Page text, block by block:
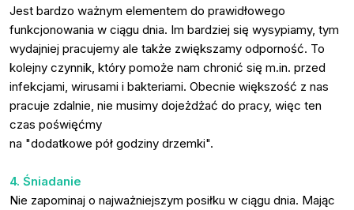
Jest bardzo ważnym elementem do prawidłowego
funkcjonowania w ciągu dnia. Im bardziej się wysypiamy, tym
wydajniej pracujemy ale także zwiększamy odporność. To
kolejny czynnik, który pomoże nam chronić się m.in. przed
infekcjami, wirusami i bakteriami. Obecnie większość z nas
pracuje zdalnie, nie musimy dojeżdżać do pracy, więc ten
czas poświęćmy
na "dodatkowe pół godziny drzemki".
4. Śniadanie
Nie zapominaj o najważniejszym posiłku w ciągu dnia. Mając